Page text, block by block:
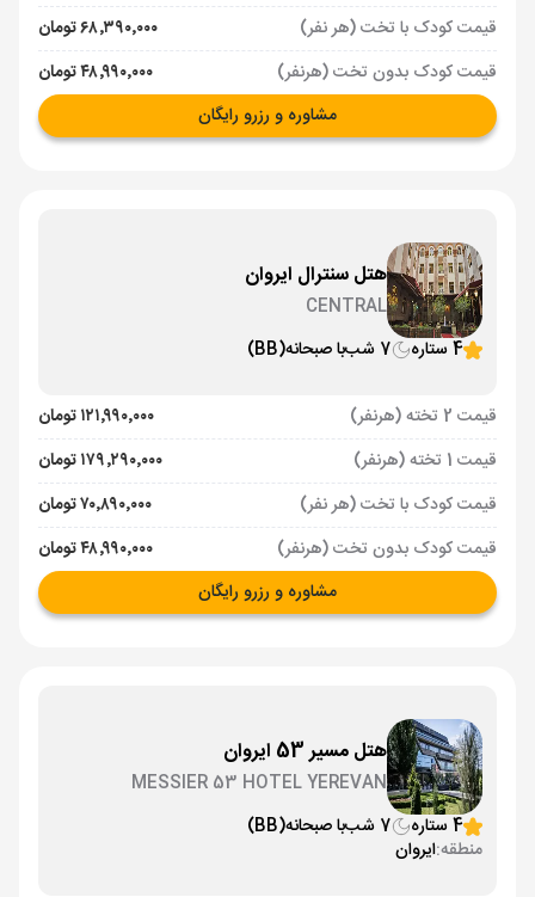
قیمت کودک با تخت (هر نفر)
۶۸٬۳۹۰٬۰۰۰ تومان
قیمت کودک بدون تخت (هرنفر)
۴۸٬۹۹۰٬۰۰۰ تومان
مشاوره و رزرو رایگان
هتل سنترال ایروان
CENTRAL
4 ستاره
7 شب با صبحانه(BB)
قیمت 2 تخته (هرنفر)
۱۲۱٬۹۹۰٬۰۰۰ تومان
قیمت 1 تخته (هرنفر)
۱۷۹٬۲۹۰٬۰۰۰ تومان
قیمت کودک با تخت (هر نفر)
۷۰٬۸۹۰٬۰۰۰ تومان
قیمت کودک بدون تخت (هرنفر)
۴۸٬۹۹۰٬۰۰۰ تومان
مشاوره و رزرو رایگان
هتل مسیر 53 ایروان
MESSIER 53 HOTEL YEREVAN
4 ستاره
7 شب با صبحانه(BB)
منطقه:ایروان